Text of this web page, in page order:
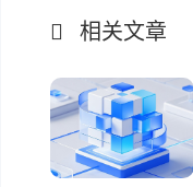
相关文章